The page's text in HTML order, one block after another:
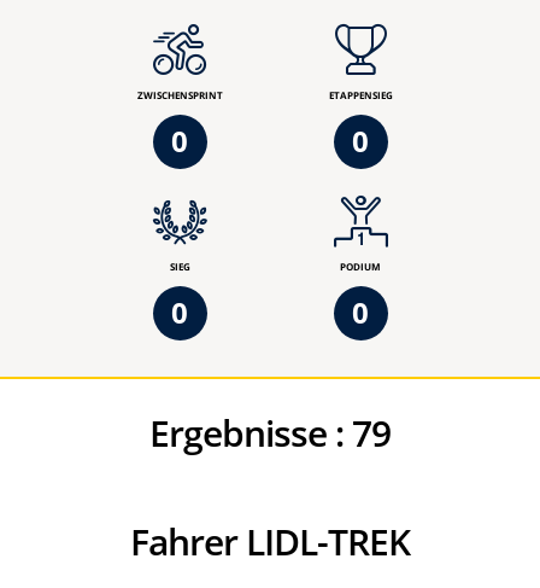
ZWISCHENSPRINT
0
ETAPPENSIEG
0
SIEG
0
PODIUM
0
Ergebnisse :79
Fahrer LIDL-TREK